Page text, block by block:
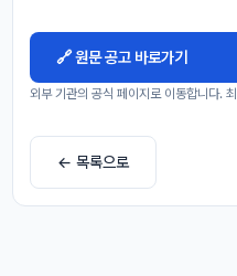
🔗 원문 공고 바로가기
외부 기관의 공식 페이지로 이동합니다.
← 목록으로